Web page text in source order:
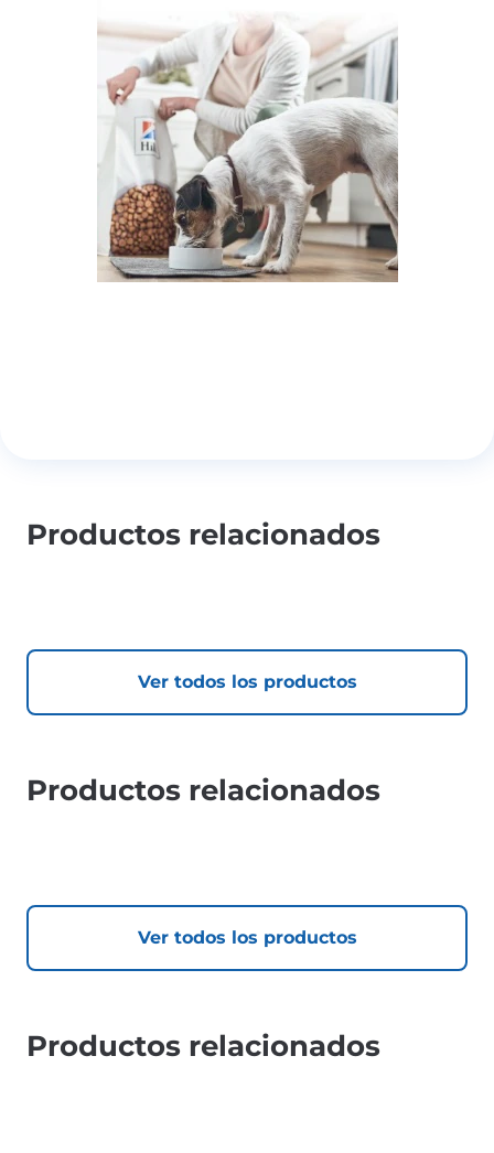
Productos relacionados
Ver todos los productos
Productos relacionados
Ver todos los productos
Productos relacionados